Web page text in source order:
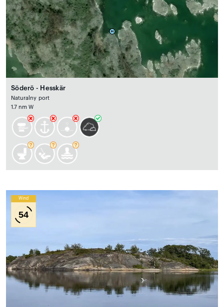
Söderö - Hesskär
Naturalny port
1.7 nm W
Wind
54